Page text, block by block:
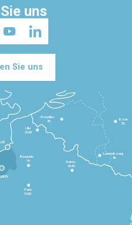
uns
Sie uns
Paris
1h30
Beauvais
1h
Reims
2h45
Lille
2h30
Bruxelles
3h
Bonn
5h
Luxembourg
4h